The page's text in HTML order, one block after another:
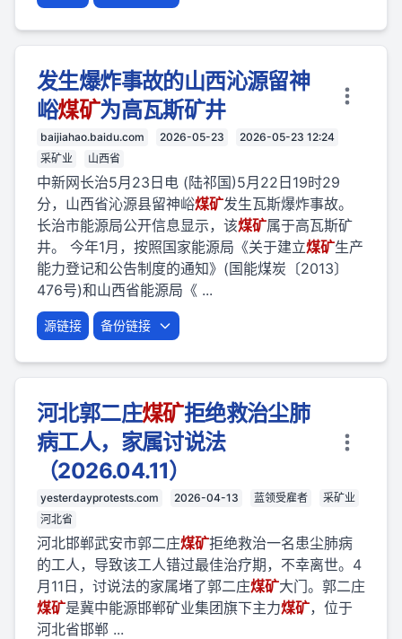
发生爆炸事故的山西沁源留神
峪煤矿为高瓦斯矿井
baijiahao.baidu.com 2026-05-23
2026-05-23 12:24
采矿业
山西省
中新网长治5月23日电 (陆祁国)5月22日19时29
分，山西省沁源县留神峪煤矿发生瓦斯爆炸事故。
长治市能源局公开信息显示，该煤矿属于高瓦斯矿
井。 今年1月，按照国家能源局《关于建立煤矿生产
能力登记和公告制度的通知》(国能煤炭〔2013〕
476号)和山西省能源局《 ...
源链接 备份链接
河北郭二庄煤矿拒绝救治尘肺
病工人，家属讨说法
（2026.04.11）
yesterdayprotests.com 2026-04-13 蓝领受雇者
采矿业
河北省
河北邯郸武安市郭二庄煤矿拒绝救治一名患尘肺病
的工人，导致该工人错过最佳治疗期，不幸离世。4
月11日，讨说法的家属堵了郭二庄煤矿大门。郭二庄
煤矿是冀中能源邯郸矿业集团旗下主力煤矿，位于
河北省邯郸 ...